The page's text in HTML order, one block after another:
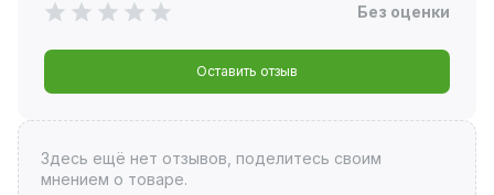
Без оценки
Оставить отзыв
Здесь ещё нет отзывов, поделитесь своим
мнением о товаре.